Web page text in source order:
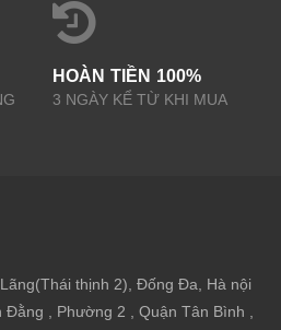
HOÀN TIỀN 100%
3 NGÀY KỂ TỪ KHI MUA
thịnh 2), Đống Đa, Hà nội
, Phường 2 , Quận Tân Bình ,